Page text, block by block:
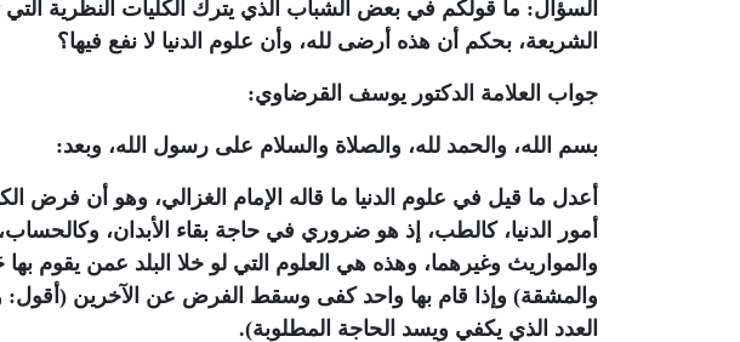
السؤال: ما قولكم في بعض الشباب الذي يترك الكليات النظرية التي
الشريعة، بحكم أن هذه أرضى لله، وأن علوم الدنيا لا نفع فيها؟
جواب العلامة الدكتور يوسف القرضاوي:
بسم الله، والحمد لله، والصلاة والسلام على رسول الله، وبعد:
أعدل ما قيل في علوم الدنيا ما قاله الإمام الغزالي، وهو أن فرض
أمور الدنيا، كالطب، إذ هو ضروري في حاجة بقاء الأبدان،
والمواريث وغيرهما، وهذه هي العلوم التي لو خلا البلد عمن يقوم
والمشقة) وإذا قام بها واحد كفى وسقط الفرض عن الآخرين (أقول:
العدد الذي يكفي ويسد الحاجة المطلوبة).